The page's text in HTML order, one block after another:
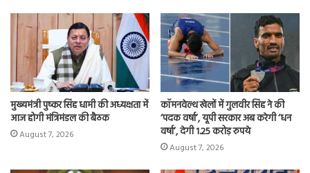
मुख्यमंत्री पुष्कर सिंह धामी की अध्यक्षता में
आज होगी मंत्रिमंडल की बैठक
August 7, 2026
कॉमनवेल्थ खेलों में गुलवीर सिंह ने की
‘पदक वर्षा’, यूपी सरकार अब करेगी ‘धन
वर्षा’, देगी 1.25 करोड़ रुपये
August 7, 2026